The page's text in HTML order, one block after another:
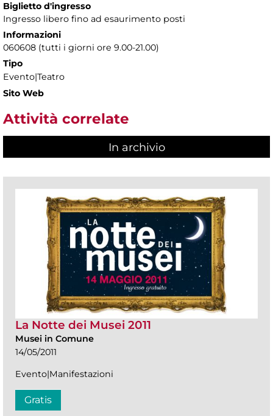
Biglietto d'ingresso
Ingresso libero fino ad esaurimento posti
Informazioni
060608 (tutti i giorni ore 9.00-21.00)
Tipo
Evento|Teatro
Sito Web
Attività correlate
In archivio
La Notte dei Musei 2011
Musei in Comune
14/05/2011
Evento|Manifestazioni
Gratis